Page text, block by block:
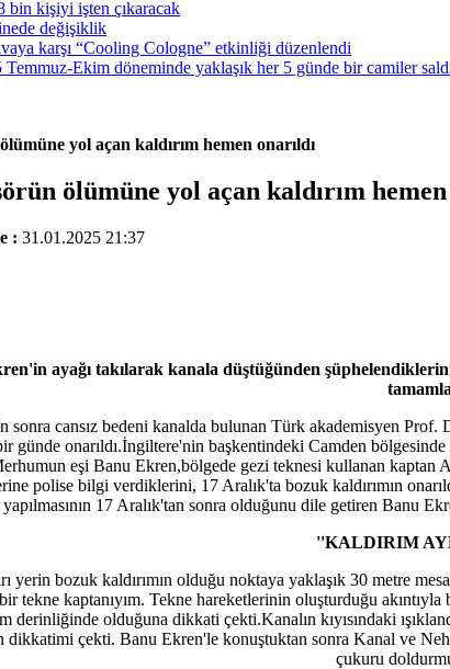
bin kişiyi işten çıkaracak
değişiklik
karşı “Cooling Cologne” etkinliği düzenlendi
Ekim döneminde yaklaşık her 5 günde bir camiler
yol açan kaldırım hemen onarıldı
ölümüne yol açan kaldırım hemen
: 31.01.2025 21:37
ayağı takılarak kanala düştüğünden
sonra cansız bedeni kanalda bulunan Türk akademisyen Prof.
onarıldı.İngiltere'nin başkentindeki Camden
eşi Banu Ekren,bölgede gezi teknesi kullanan kaptan
polise bilgi verdiklerini, 17 Aralık'ta bozuk kaldırımın
yapılmasının 17 Aralık'tan sonra olduğunu dile getiren Banu
''KALDIRIM
yerin bozuk kaldırımın olduğu noktaya yaklaşık 30 metre
tekne kaptanıyım. Tekne hareketlerinin oluşturduğu
derinliğinde olduğuna dikkati çekti.Kanalın kıyısındaki
çekti. Banu Ekren'le konuştuktan sonra Kanal ve
çukuru